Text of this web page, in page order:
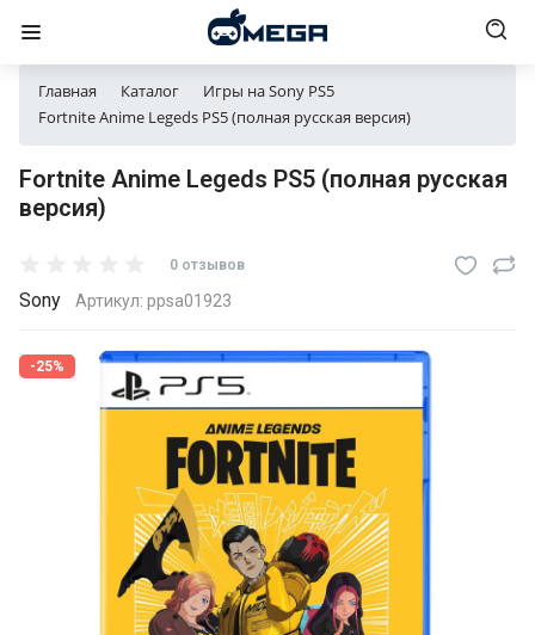
Главная Каталог
Игры на Sony PS5
Fortnite Anime Legeds PS5 (полная русская версия)
Fortnite Anime Legeds PS5 (полная русская
версия)
0 отзывов
Sony Артикул: ppsa01923
-25%